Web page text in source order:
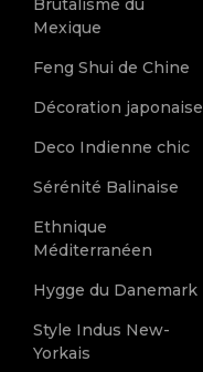
Brutalisme du
Mexique
Feng Shui de Chine
Décoration japonaise
Deco Indienne chic
Sérénité Balinaise
Ethnique
Méditerranéen
Hygge du Danemark
Style Indus New-
Yorkais